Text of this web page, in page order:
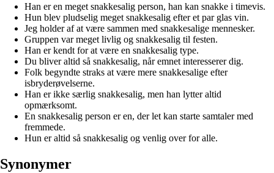
Han er en meget snakkesalig person, han kan snakke i timevis.
Hun blev pludselig meget snakkesalig efter et par glas vin.
Jeg holder af at være sammen med snakkesalige mennesker.
Gruppen var meget livlig og snakkesalig til festen.
Han er kendt for at være en snakkesalig type.
Du bliver altid så snakkesalig, når emnet interesserer dig.
Folk begyndte straks at være mere snakkesalige efter
isbryderøvelserne.
Han er ikke særlig snakkesalig, men han lytter altid
opmærksomt.
En snakkesalig person er en, der let kan starte samtaler med
fremmede.
Hun er altid så snakkesalig og venlig over for alle.
Synonymer